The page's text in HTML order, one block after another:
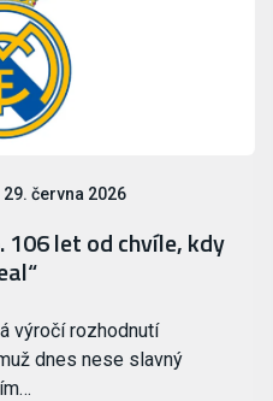
29. června 2026
106 let od chvíle, kdy
výročí rozhodnutí
dnes nese slavný